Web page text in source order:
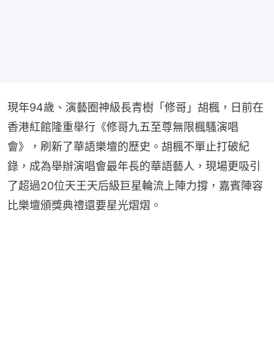
現年94歲、演藝圈神級長青樹「修哥」胡楓，日前在
香港紅館隆重舉行《修哥九五至尊無限楓騷演唱
會》，刷新了華語樂壇的歷史。胡楓不單止打破紀
錄，成為舉辦演唱會最年長的華語藝人，現場更吸引
了超過20位天王天后級巨星輪流上陣力撐，嘉賓陣容
比樂壇頒獎典禮還要星光熠熠。